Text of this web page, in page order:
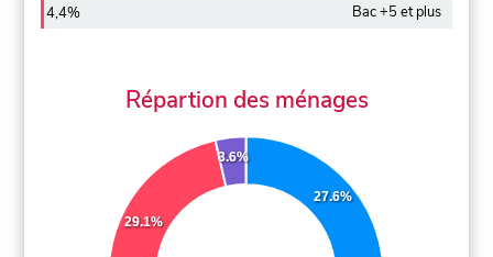
4,4% Bac +5 et plus
Répartion des ménages
27.6%
29.1%
3.6%